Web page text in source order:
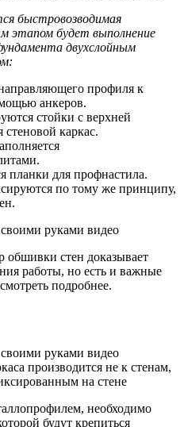
быстровозводимая
этапом будет выполнение
двухслойным
профиля к
анкеров.
стойки с верхней
каркас.
планки для профнастила.
по тому же принципу,
стен доказывает
работы, но есть и важные
подробнее.
производится не к стенам,
на стене
необходимо
будут крепиться